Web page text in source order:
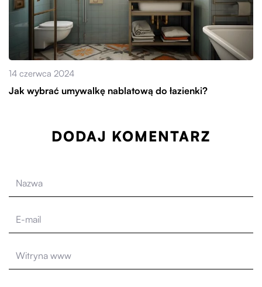
14 czerwca 2024
Jak wybrać umywalkę nablatową do łazienki?
DODAJ KOMENTARZ